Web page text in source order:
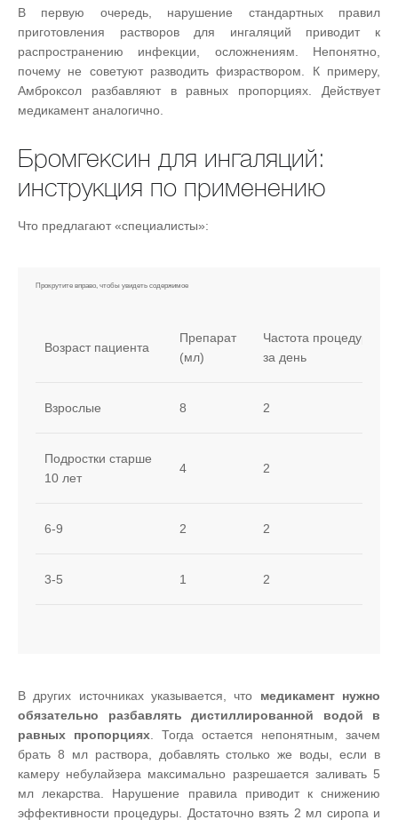
В первую очередь, нарушение стандартных правил
приготовления растворов для ингаляций приводит к
распространению инфекции, осложнениям. Непонятно,
почему не советуют разводить физраствором. К примеру,
Амброксол разбавляют в равных пропорциях. Действует
медикамент аналогично.
Бромгексин для ингаляций:
инструкция по применению
Что предлагают «специалисты»:
Возраст пациента
Препарат
(мл)
Частота процедур
за день
Взрослые 8 2
Подростки старше
10 лет
4 2
6-9 2 2
3-5 1 2
В других источниках указывается, что медикамент нужно
обязательно разбавлять дистиллированной водой в
равных пропорциях. Тогда остается непонятным, зачем
брать 8 мл раствора, добавлять столько же воды, если в
камеру небулайзера максимально разрешается заливать 5
мл лекарства. Нарушение правила приводит к снижению
эффективности процедуры. Достаточно взять 2 мл сиропа и